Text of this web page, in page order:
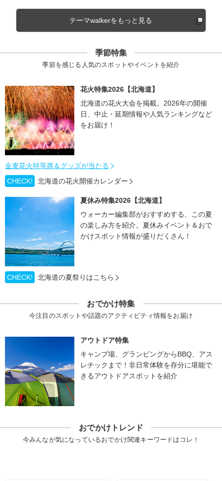
テーマwalkerをもっと見る
季節特集
季節を感じる人気のスポットやイベントを紹介
花火特集2026【北海道】
北海道の花火大会を掲載。2026年の開催
日、中止・延期情報や人気ランキングなど
をお届け！
金麦花火特等席＆グッズが当たる
CHECK!
北海道の花火開催カレンダー
夏休み特集2026【北海道】
ウォーカー編集部がおすすめする、この夏
の楽しみ方を紹介。夏休みイベント＆おで
かけスポット情報が盛りだくさん！
CHECK! 北海道の夏祭りはこちら
おでかけ特集
今注目のスポットや話題のアクティビティ情報をお届け
アウトドア特集
キャンプ場、グランピングからBBQ、アス
レチックまで！非日常体験を存分に堪能で
きるアウトドアスポットを紹介
おでかけトレンド
今みんなが気になっているおでかけ関連キーワードはコレ！